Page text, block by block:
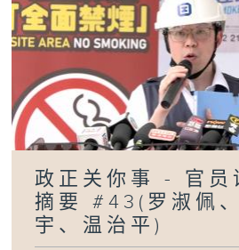
政正关你事 - 官员
摘要 #43(罗淑佩
宇、温治平)